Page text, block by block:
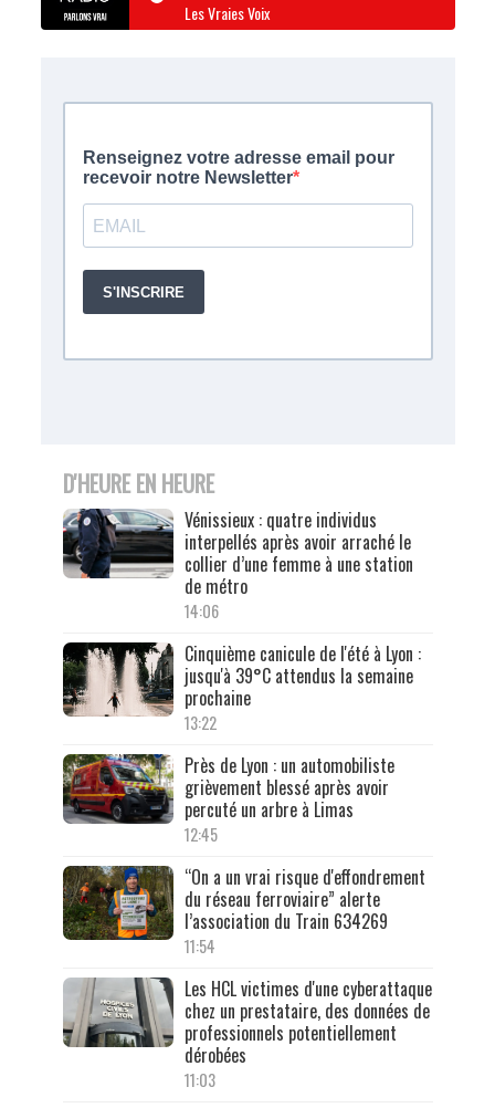
Les Vraies Voix
D'HEURE EN HEURE
Vénissieux : quatre individus
interpellés après avoir arraché le
collier d’une femme à une station
de métro
14:06
Cinquième canicule de l'été à Lyon :
jusqu'à 39°C attendus la semaine
prochaine
13:22
Près de Lyon : un automobiliste
grièvement blessé après avoir
percuté un arbre à Limas
12:45
“On a un vrai risque d'effondrement
du réseau ferroviaire” alerte
l’association du Train 634269
11:54
Les HCL victimes d'une cyberattaque
chez un prestataire, des données de
professionnels potentiellement
dérobées
11:03